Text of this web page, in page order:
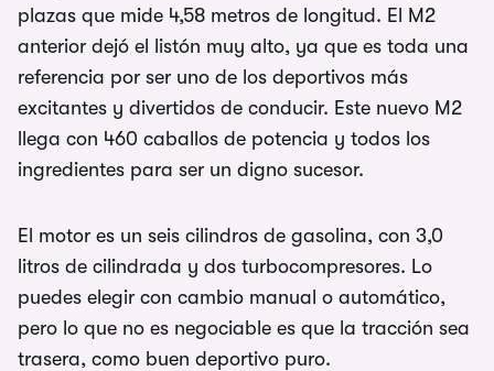
plazas que mide 4,58 metros de longitud. El M2
anterior dejó el listón muy alto, ya que es toda una
referencia por ser uno de los deportivos más
excitantes y divertidos de conducir. Este nuevo M2
llega con 460 caballos de potencia y todos los
ingredientes para ser un digno sucesor.
El motor es un seis cilindros de gasolina, con 3,0
litros de cilindrada y dos turbocompresores. Lo
puedes elegir con cambio manual o automático,
pero lo que no es negociable es que la tracción sea
trasera, como buen deportivo puro.